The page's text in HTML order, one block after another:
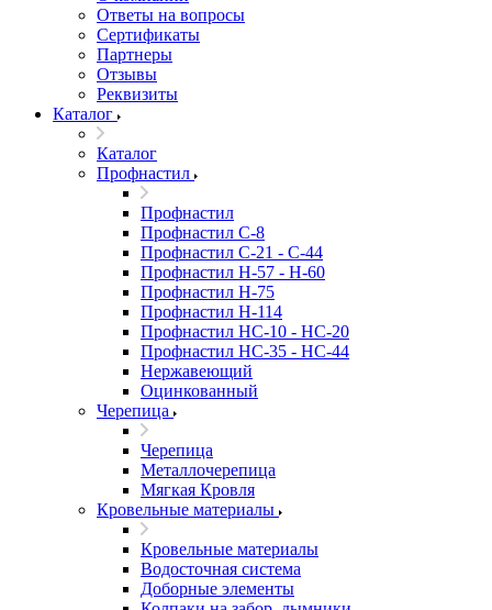
Ответы на вопросы
Сертификаты
Партнеры
Отзывы
Реквизиты
Каталог
Каталог
Профнастил
Профнастил
Профнастил С-8
Профнастил C-21 - C-44
Профнастил H-57 - H-60
Профнастил Н-75
Профнастил H-114
Профнастил HC-10 - HC-20
Профнастил HC-35 - HC-44
Нержавеющий
Оцинкованный
Черепица
Черепица
Металлочерепица
Мягкая Кровля
Кровельные материалы
Кровельные материалы
Водосточная система
Доборные элементы